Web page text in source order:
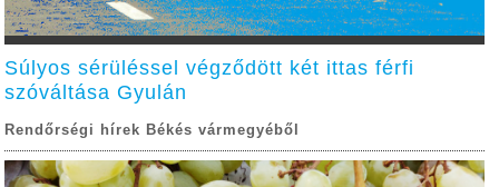
Súlyos sérüléssel végződött két ittas férfi
szóváltása Gyulán
Rendőrségi hírek Békés vármegyéből